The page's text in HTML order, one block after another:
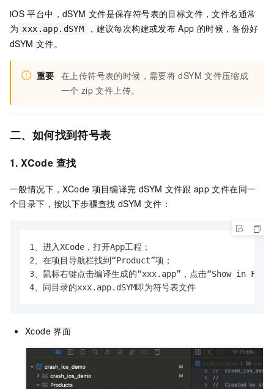
iOS 平台中，dSYM 文件是保存符号表的目标文件，文件名通常
为 xxx.app.dSYM ，建议每次构建或发布 App 的时候，备份好
dSYM 文件。
重要 在上传符号表的时候，需要将 dSYM 文件压缩成
一个 zip 文件上传。
二、如何找到符号表
1.XCode 查找
一般情况下，XCode 项目编译完 dSYM 文件跟 app 文件在同一
个目录下，按以下步骤查找 dSYM 文件：
1、进入XCode，打开App工程；
2、在项目导航栏找到“Product”项；
3、鼠标右键点击编译生成的“xxx.app”，点击“Show in
4、同目录的xxx.app.dSYM即为符号表文件
Xcode 界面